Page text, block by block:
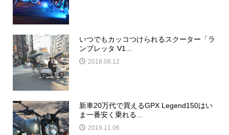
いつでもカッコつけられるスクーター「ラ
ンブレッタ V1...
2018.08.12
新車20万代で買えるGPX Legend150はい
ま一番安く乗れる...
2019.11.06